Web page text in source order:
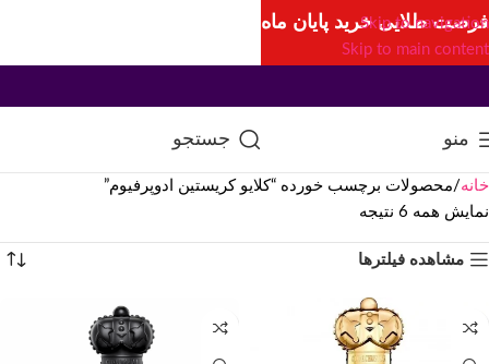
Skip to navigation
Skip to main content
منو جستجو
خانه محصولات برچسب خورده “کلایو کریستین ادوپرفیوم”
نمایش همه 6 نتیجه
مشاهده فیلترها
فرصت طلایی خرید پایان ماه